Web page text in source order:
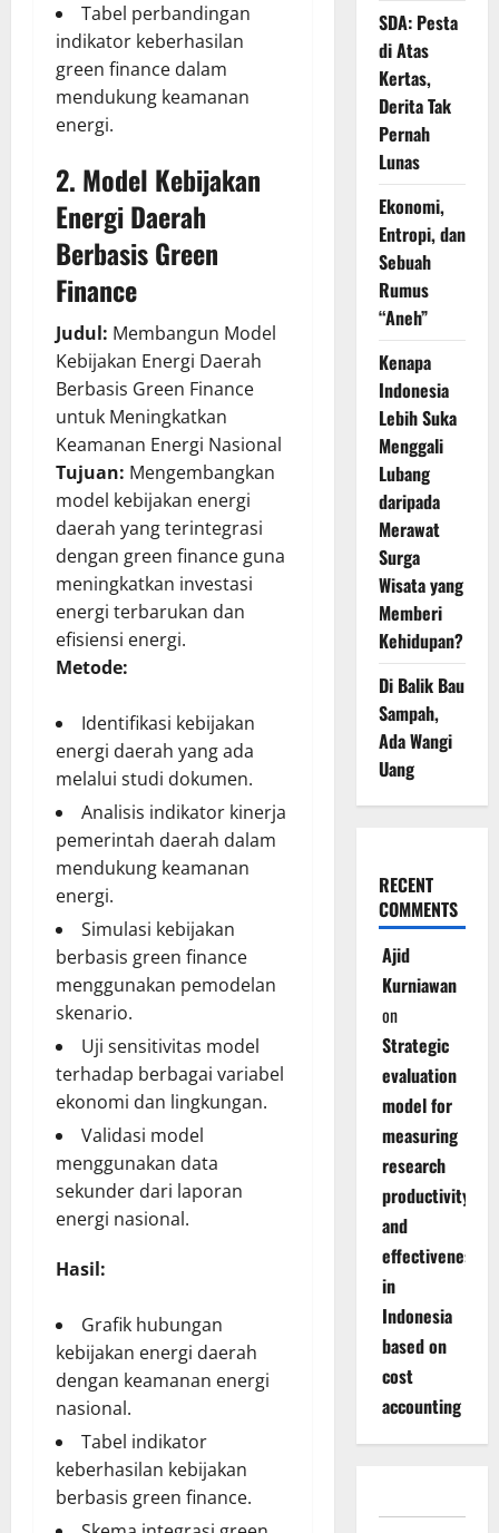
Tabel perbandingan
indikator keberhasilan
green finance dalam
mendukung keamanan
energi.
2. Model Kebijakan
Energi Daerah
Berbasis Green
Finance
Judul: Membangun Model
Kebijakan Energi Daerah
Berbasis Green Finance
untuk Meningkatkan
Keamanan Energi Nasional
Tujuan: Mengembangkan
model kebijakan energi
daerah yang terintegrasi
dengan green finance guna
meningkatkan investasi
energi terbarukan dan
efisiensi energi.
Metode:
Identifikasi kebijakan
energi daerah yang ada
melalui studi dokumen.
Analisis indikator kinerja
pemerintah daerah dalam
mendukung keamanan
energi.
Simulasi kebijakan
berbasis green finance
menggunakan pemodelan
skenario.
Uji sensitivitas model
terhadap berbagai variabel
ekonomi dan lingkungan.
Validasi model
menggunakan data
sekunder dari laporan
energi nasional.
Hasil:
Grafik hubungan
kebijakan energi daerah
dengan keamanan energi
nasional.
Tabel indikator
keberhasilan kebijakan
berbasis green finance.
SDA: Pesta
di Atas
Kertas,
Derita Tak
Pernah
Lunas
Ekonomi,
Entropi, dan
Sebuah
Rumus
“Aneh”
Kenapa
Indonesia
Lebih Suka
Menggali
Lubang
daripada
Merawat
Surga
Wisata yang
Memberi
Kehidupan?
Di Balik Bau
Sampah,
Ada Wangi
Uang
RECENT
COMMENTS
Ajid
Kurniawan
on
Strategic
evaluation
model for
measuring
research
productivity
and
effectiveness
in
Indonesia
based on
cost
accounting